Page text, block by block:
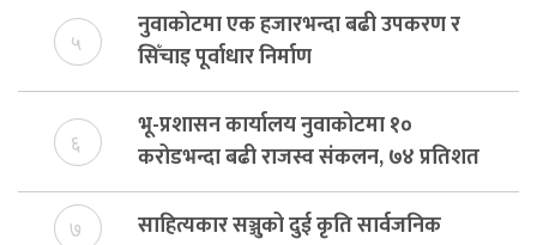
५
नुवाकोटमा एक हजारभन्दा बढी उपकरण र
सिँचाइ पूर्वाधार निर्माण
६
भू-प्रशासन कार्यालय नुवाकोटमा १०
करोडभन्दा बढी राजस्व संकलन, ७४ प्रतिशत
बेरुजु फर्छयौट
७ साहित्यकार सञ्जुको दुई कृति सार्वजनिक